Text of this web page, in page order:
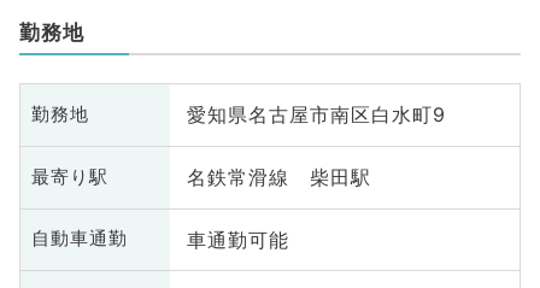
勤務地
勤務地 愛知県名古屋市南区白水町9
最寄り駅 名鉄常滑線 柴田駅
自動車通勤 車通勤可能